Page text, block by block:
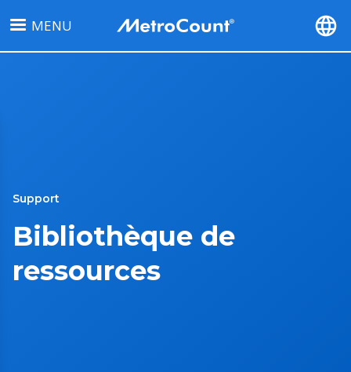
au
contenu
MENU
Support
Bibliothèque de
ressources